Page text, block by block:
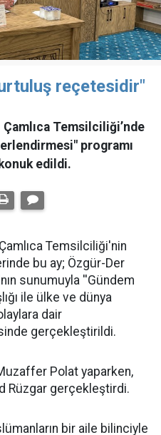
reçetesidir"
Temsilciliği’nde
programı
konuk edildi.
Temsilciliği'nin
bu ay; Özgür-Der
sunumuyla ''Gündem
ile ülke ve dünya
dair
gerçekleştirildi.
Polat yaparken,
Rüzgar gerçekleştirdi.
bir aile bilinciyle